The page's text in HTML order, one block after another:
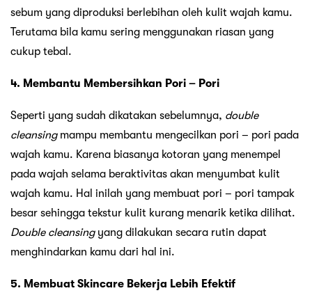
sebum yang diproduksi berlebihan oleh kulit wajah kamu.
Terutama bila kamu sering menggunakan riasan yang
cukup tebal.
4. Membantu Membersihkan Pori – Pori
Seperti yang sudah dikatakan sebelumnya, double
cleansingmampu membantu mengecilkan pori – pori pada
wajah kamu. Karena biasanya kotoran yang menempel
pada wajah selama beraktivitas akan menyumbat kulit
wajah kamu. Hal inilah yang membuat pori – pori tampak
besar sehingga tekstur kulit kurang menarik ketika dilihat.
Double cleansingyang dilakukan secara rutin dapat
menghindarkan kamu dari hal ini.
5. Membuat Skincare Bekerja Lebih Efektif